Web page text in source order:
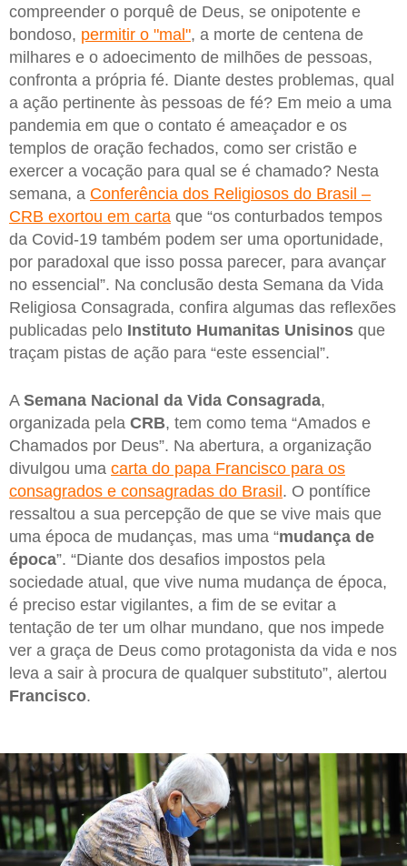
compreender o porquê de Deus, se onipotente e
bondoso, permitir o "mal", a morte de centena de
milhares e o adoecimento de milhões de pessoas,
confronta a própria fé. Diante destes problemas, qual
a ação pertinente às pessoas de fé? Em meio a uma
pandemia em que o contato é ameaçador e os
templos de oração fechados, como ser cristão e
exercer a vocação para qual se é chamado? Nesta
semana, a Conferência dos Religiosos do Brasil –
CRB exortou em carta que “os conturbados tempos
da Covid-19 também podem ser uma oportunidade,
por paradoxal que isso possa parecer, para avançar
no essencial”. Na conclusão desta Semana da Vida
Religiosa Consagrada, confira algumas das reflexões
publicadas pelo Instituto Humanitas Unisinos que
traçam pistas de ação para “este essencial”.
A Semana Nacional da Vida Consagrada,
organizada pela CRB, tem como tema “Amados e
Chamados por Deus”. Na abertura, a organização
divulgou uma carta do papa Francisco para os
consagrados e consagradas do Brasil. O pontífice
ressaltou a sua percepção de que se vive mais que
uma época de mudanças, mas uma “mudança de
época”. “Diante dos desafios impostos pela
sociedade atual, que vive numa mudança de época,
é preciso estar vigilantes, a fim de se evitar a
tentação de ter um olhar mundano, que nos impede
ver a graça de Deus como protagonista da vida e nos
leva a sair à procura de qualquer substituto”, alertou
Francisco.